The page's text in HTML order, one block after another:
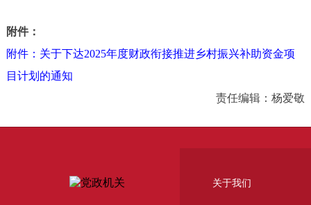
附件：
附件：关于下达2025年度财政衔接推进乡村振兴补助资金项
目计划的通知
责任编辑：杨爱敬
关于我们